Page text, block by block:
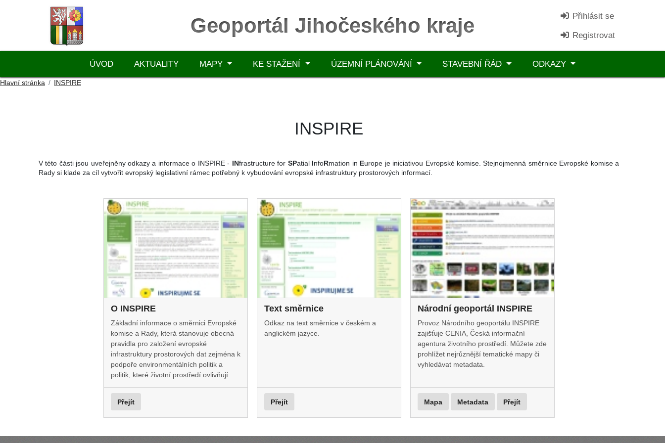
Geoportál Jihočeského kraje Přihlásit se
Registrovat
ÚVOD AKTUALITY MAPY KE STAŽENÍ ÚZEMNÍ PLÁNOVÁNÍ STAVEBNÍ ŘÁD ODKAZY
Hlavní stránka INSPIRE
INSPIRE
V této části jsou uveřejněny odkazy a informace o INSPIRE - INfrastructure for SPatial InfoRmation in Europe je iniciativou Evropské komise. Stejnojmenná směrnice Evropské komise a
Rady si klade za cíl vytvořit evropský legislativní rámec potřebný k vybudování evropské infrastruktury prostorových informací.
O INSPIRE
Základní informace o směrnici Evropské
komise a Rady, která stanovuje obecná
pravidla pro založení evropské
infrastruktury prostorových dat zejména k
podpoře environmentálních politik a
politik, které životní prostředí ovlivňují.
Přejít
Text směrnice
Odkaz na text směrnice v českém a
anglickém jazyce.
Přejít
Národní geoportál INSPIRE
Provoz Národního geoportálu INSPIRE
zajišťuje CENIA, Česká informační
agentura životního prostředí. Můžete zde
prohlížet nejrůznější tematické mapy či
vyhledávat metadata.
Mapa Metadata Přejít